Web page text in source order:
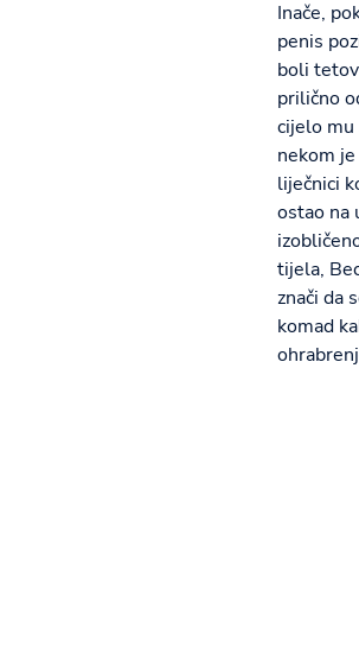
Inače,
penis
boli
prilično
cijelo
nekom
liječnici
ostao na
tijela,
znači da
komad